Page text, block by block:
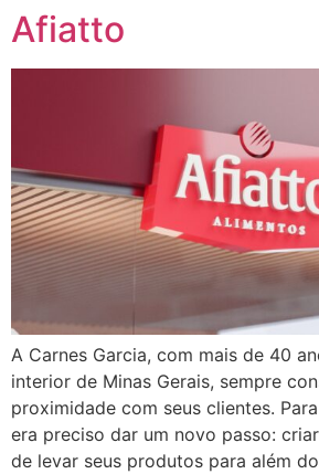
para
Afiatto
A Carnes Garcia, com mais de 40
interior de Minas Gerais, sempre
proximidade com seus clientes.
era preciso dar um novo passo:
de levar seus produtos para além